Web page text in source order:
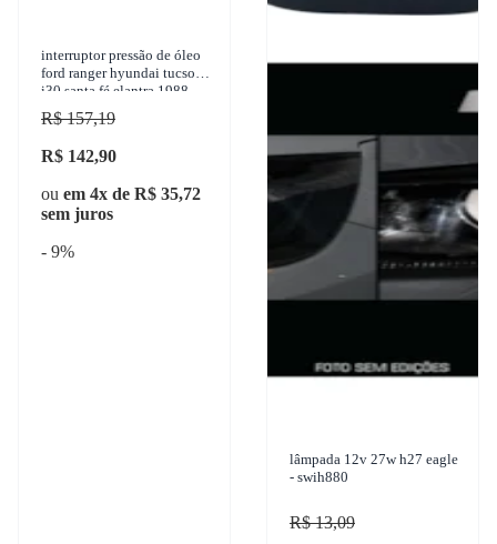
interruptor pressão de óleo
ford ranger hyundai tucson
i30 santa fé elantra 1988-
2018 3-rho - 3383
R$ 157,19
R$ 142,90
ou em 4x de R$ 35,72
sem juros
- 9%
lâmpada 12v 27w h27 eagle
- swih880
R$ 13,09